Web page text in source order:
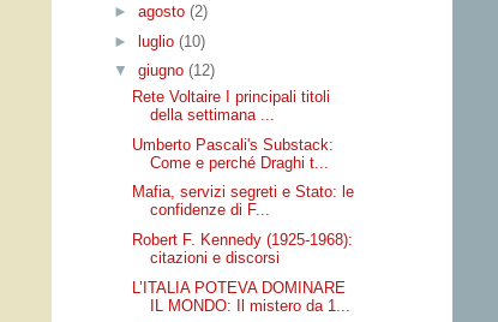
► agosto (2)
► luglio (10)
▼ giugno (12)
Rete Voltaire I principali titoli
della settimana ...
Umberto Pascali's Substack:
Come e perché Draghi t...
Mafia, servizi segreti e Stato: le
confidenze di F...
Robert F. Kennedy (1925-1968):
citazioni e discorsi
L’ITALIA POTEVA DOMINARE
IL MONDO: Il mistero da 1...